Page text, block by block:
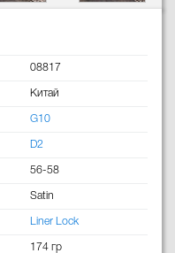
08817
Китай
G10
D2
56-58
Satin
Liner Lock
174 гр